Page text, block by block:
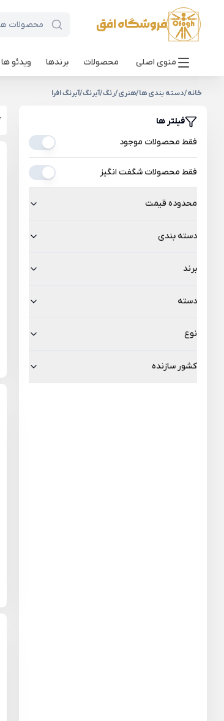
منوی اصلی محصولات برندها ویدئو ها
خانه/دسته بندی ها/هنری/رنگ/آبرنگ/آبرنگ افرا
فیلتر ها
فقط محصولات موجود
فقط محصولات شگفت انگیز
محدوده قیمت
دسته بندی
برند
دسته
نوع
کشور سازنده